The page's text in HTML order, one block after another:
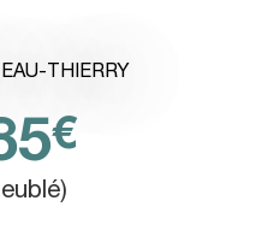
THIERRY
€